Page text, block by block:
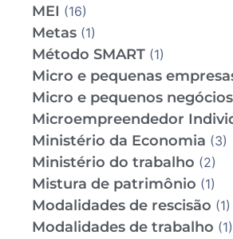
MEI (16)
Metas (1)
Método SMART (1)
Micro e pequenas
Micro e pequenos negócios
Microempreendedor
Ministério da Economia (3)
Ministério do trabalho (2)
Mistura de patrimônio (1)
Modalidades de rescisão (1)
Modalidades de trabalho (1)